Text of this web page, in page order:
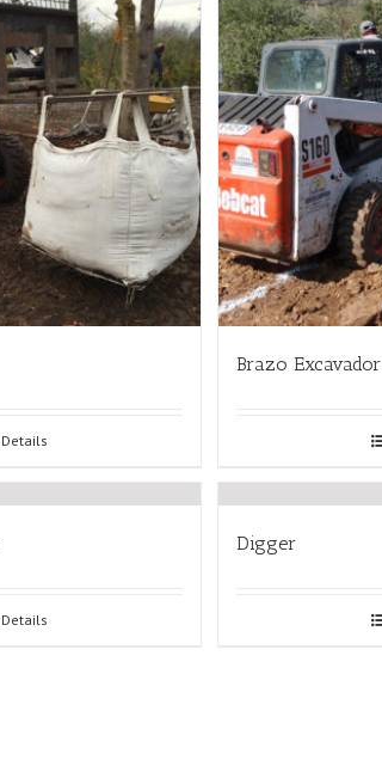
Details
Brazo Excavador
Details
Digger